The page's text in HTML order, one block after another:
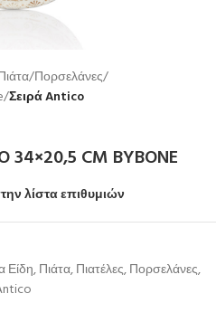
Πορσελάνες
Σειρά Antico
CM BYBONE
λίστα επιθυμιών
Είδη,Πιάτα,Πιατέλες,Πορσελάνες,